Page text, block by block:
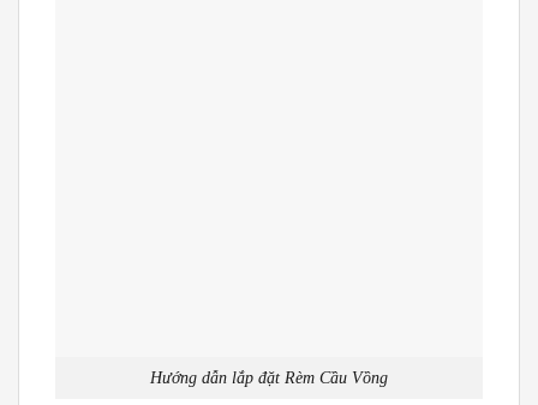
Hướng dẫn lắp đặt Rèm Cầu Vồng